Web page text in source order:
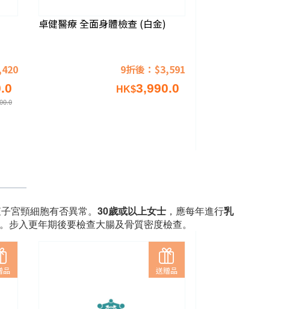
卓健醫療 全面身體檢查 (白金)
9折後：$3,591
HK$3,990.0
宮頸細胞有否異常。 30歲或以上女士 ，應每年進行乳
入更年期後要檢查大腸及骨質密度檢查。
品 送贈品